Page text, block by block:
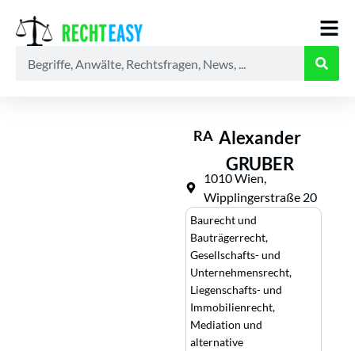
RA Alexander
GRUBER
1010 Wien,
Wipplingerstraße 20
Baurecht und
Bauträgerrecht,
Gesellschafts- und
Unternehmensrecht,
Liegenschafts- und
Immobilienrecht,
Mediation und
alternative